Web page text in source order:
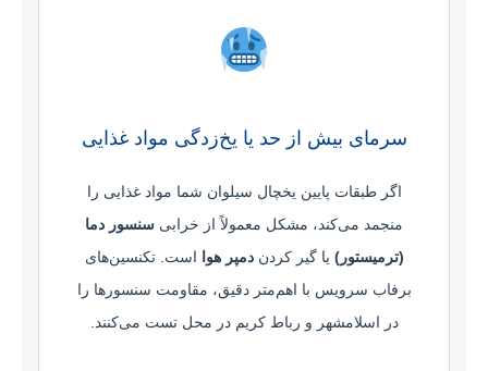
سرمای بیش از حد یا یخ‌زدگی مواد غذایی
اگر طبقات پایین یخچال سیلوان شما مواد غذایی را
منجمد می‌کند، مشکل معمولاً از خرابی سنسور دما
(ترمیستور) یا گیر کردندمپر هوا
است. تکنسین‌های
برفاب سرویس با اهم‌متر دقیق، مقاومت سنسورها را
در اسلامشهر و رباط کریم در محل تست می‌کنند.